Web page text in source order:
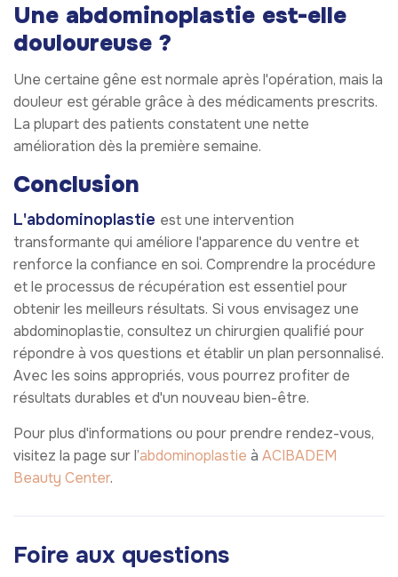
Une abdominoplastie est-elle
douloureuse ?
Une certaine gêne est normale après l'opération, mais la
douleur est gérable grâce à des médicaments prescrits.
La plupart des patients constatent une nette
amélioration dès la première semaine.
Conclusion
L'abdominoplastie est une intervention
transformante qui améliore l'apparence du ventre et
renforce la confiance en soi. Comprendre la procédure
et le processus de récupération est essentiel pour
obtenir les meilleurs résultats. Si vous envisagez une
abdominoplastie, consultez un chirurgien qualifié pour
répondre à vos questions et établir un plan personnalisé.
Avec les soins appropriés, vous pourrez profiter de
résultats durables et d'un nouveau bien-être.
Pour plus d'informations ou pour prendre rendez-vous,
visitez la page sur l’abdominoplastie à ACIBADEM
Beauty Center.
Foire aux questions